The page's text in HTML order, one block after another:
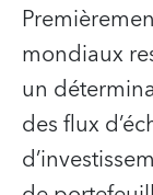
mondiaux
un
des flux